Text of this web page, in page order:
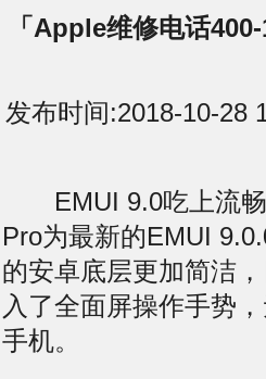
「Apple维修电话
发布时间:2018-10-28
EMUI 9.0吃上流
Pro为最新的EMUI
的安卓底层更加简洁
入了全面屏操作手势
手机。